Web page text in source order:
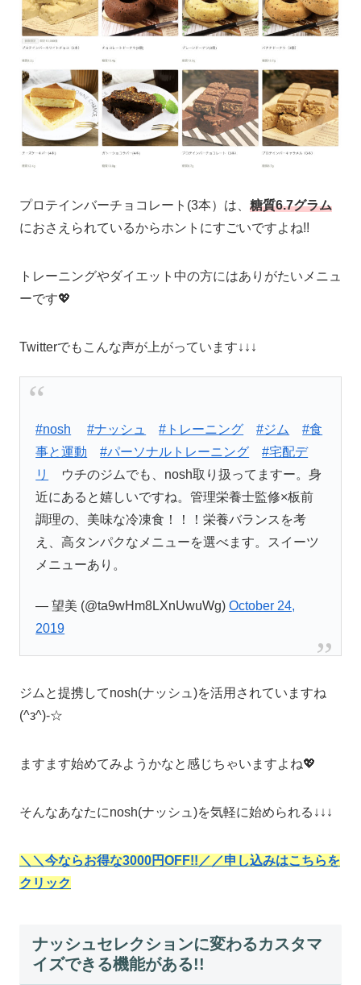
プロテインバーチョコレート(3本）は、 糖質6.7グラム
におさえられているからホントにすごいですよね!!
トレーニングやダイエット中の方にはありがたいメニュ
ーです💖
Twitterでもこんな声が上がっています↓↓↓
#nosh #ナッシュ #トレーニング #ジム
#食
事と運動
#パーソナルトレーニング
#宅配デ
リ
ウチのジムでも、nosh取り扱ってますー。身
近にあると嬉しいですね。管理栄養士監修×板前
調理の、美味な冷凍食！！！栄養バランスを考
え、高タンパクなメニューを選べます。スイーツ
メニューあり。
— 望美 (@ta9wHm8LXnUwuWg)October 24,
2019
ジムと提携してnosh(ナッシュ)を活用されていますね
(^з^)-☆
ますます始めてみようかなと感じちゃいますよね💖
そんなあなたにnosh(ナッシュ)を気軽に始められる↓↓↓
＼＼今ならお得な3000円OFF!! ／／申し込みはこちらを
クリック
ナッシュセレクションに変わるカスタマ
イズできる機能がある!!